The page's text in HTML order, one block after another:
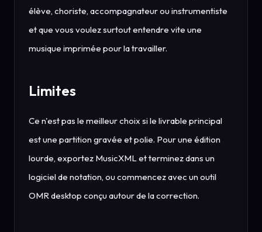
élève, choriste, accompagnateur ou instrumentiste
et que vous voulez surtout entendre vite une
musique imprimée pour la travailler.
Limites
Ce n'est pas le meilleur choix si le livrable principal
est une partition gravée et polie. Pour une édition
lourde, exportez MusicXML et terminez dans un
logiciel de notation, ou commencez avec un outil
OMR desktop conçu autour de la correction.